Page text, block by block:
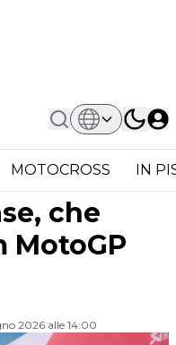
MOTOCROSS IN
Sul Cervello Dello
cervello
chi è
che
MotoGP
2026 alle 14:00